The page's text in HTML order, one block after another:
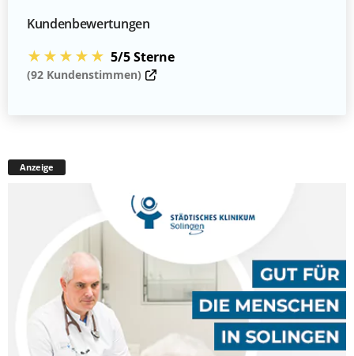
Kundenbewertungen
★★★★★ 5/5 Sterne
(92 Kundenstimmen)
Anzeige